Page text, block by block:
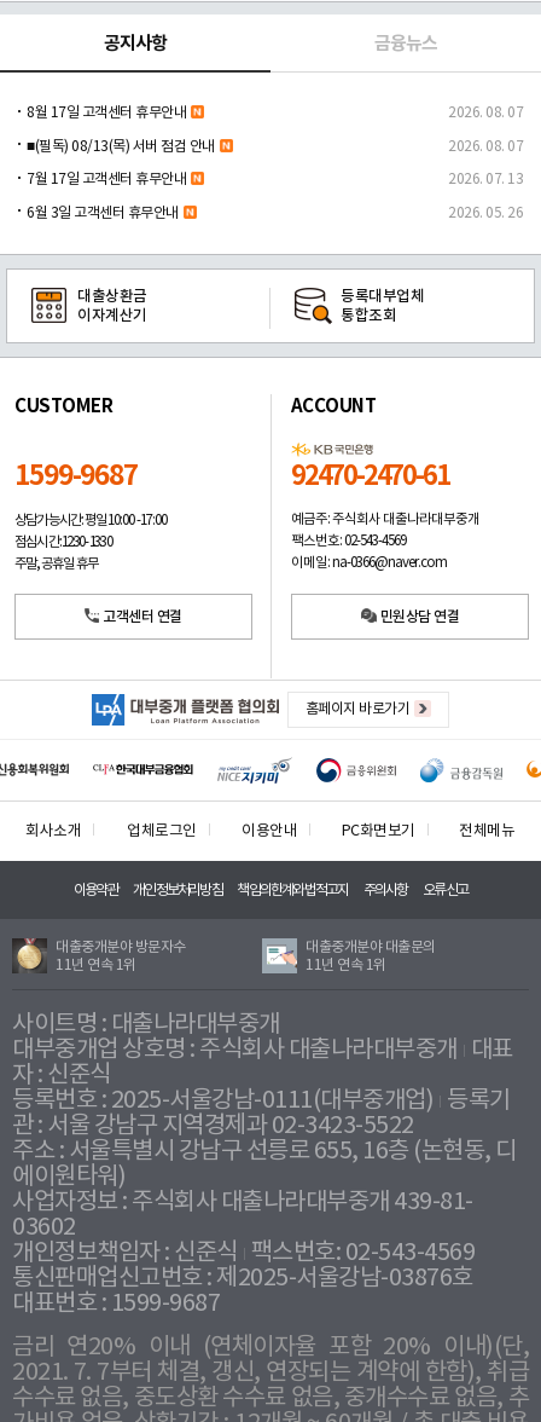
공지사항 금융뉴스
8월 17일 고객센터 휴무안내 2026. 08. 07
■(필독) 08/13(목) 서버 점검 안내 2026. 08. 07
7월 17일 고객센터 휴무안내 2026. 07. 13
6월 3일 고객센터 휴무안내 2026. 05. 26
대출상환금
이자계산기
등록대부업체
통합조회
CUSTOMER
1599-9687
상담가능시간: 평일10:00 -17:00
점심시간: 12:30 - 13:30
주말, 공휴일 휴무
고객센터 연결
ACCOUNT
92470-2470-61
예금주: 주식회사 대출나라대부중개
팩스번호: 02-543-4569
이메일: na-0366@naver.com
민원상담 연결
홈페이지 바로가기
회사소개 업체로그인 이용안내 PC화면보기 전체메뉴
이용약관 개인정보처리방침 책임의한계와법적고지 주의사항 오류신고
대출중개분야 방문자수
11년 연속 1위
대출중개분야 대출문의
11년 연속 1위
사이트명 : 대출나라대부중개
대부중개업 상호명 : 주식회사 대출나라대부중개
대표
자 : 신준식
등록번호 : 2025-서울강남-0111(대부중개업) 등록기
관 : 서울 강남구 지역경제과 02-3423-5522
주소 : 서울특별시 강남구 선릉로 655, 16층 (논현동, 디
에이원타워)
사업자정보 : 주식회사 대출나라대부중개 439-81-
03602
개인정보책임자 : 신준식
팩스번호: 02-543-4569
통신판매업신고번호 : 제2025-서울강남-03876호
대표번호 : 1599-9687
금리 연20% 이내 (연체이자율 포함 20% 이내)(단,
2021. 7. 7부터 체결, 갱신, 연장되는 계약에 한함), 취급
수수료 없음, 중도상환 수수료 없음, 중개수수료 없음, 추